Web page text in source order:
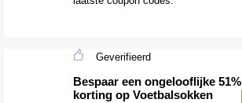
Geverifieerd
Bespaar een ongelooflijke 51%
korting op Voetbalsokken